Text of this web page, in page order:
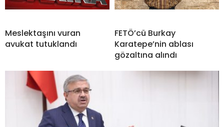
Meslektaşını vuran
avukat tutuklandı
FETÖ’cü Burkay
Karatepe’nin ablası
gözaltına alındı